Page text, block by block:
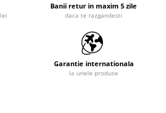
Banii retur in maxim 5 zile
daca te razgandesti
Garantie internationala
la unele produse